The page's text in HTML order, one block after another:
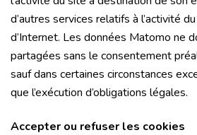
d’autres services relatifs à l’activité
d’Internet. Les données Matomo ne
partagées sans le consentement
sauf dans certaines circonstances
que l’exécution d’obligations légales.
Accepter ou refuser les cookies